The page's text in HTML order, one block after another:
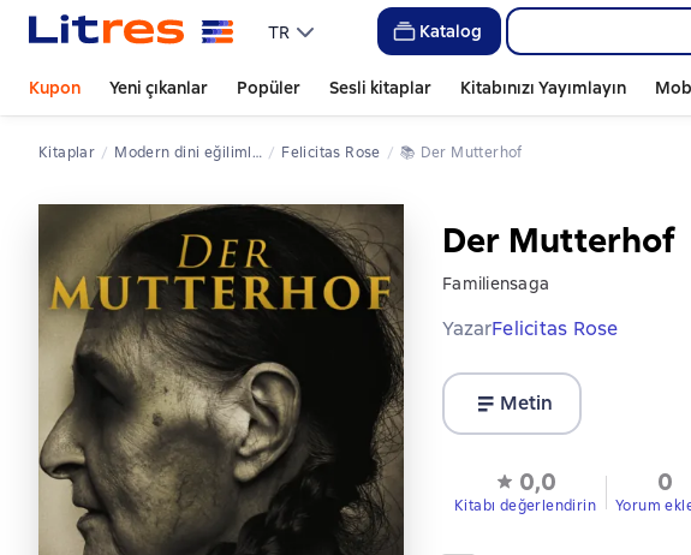
TR Katalog
Kupon Yeni çıkanlar Popüler Sesli kitaplar Kitabınızı Yayımlayın
Kitaplar modern dini eğilimler Felicitas Rose 📚 Der Mutterhof
Der Mutterhof
Familiensaga
YazarFelicitas Rose
Metin
0,0
Kitabı değerlendirin
0
Yorum